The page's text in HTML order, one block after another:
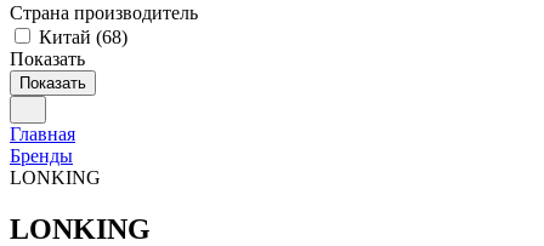
Страна производитель
Китай (68)
Показать
Показать
Главная
Бренды
LONKING
LONKING